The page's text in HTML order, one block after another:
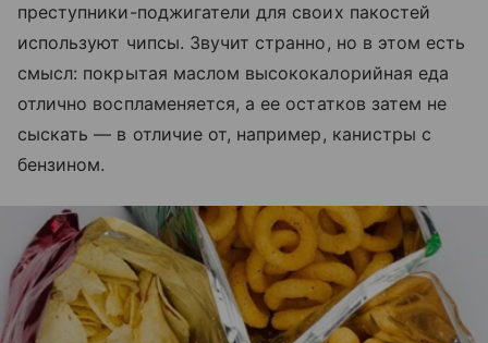
преступники-поджигатели для своих пакостей
используют чипсы. Звучит странно, но в этом есть
смысл: покрытая маслом высококалорийная еда
отлично воспламеняется, а ее остатков затем не
сыскать — в отличие от, например, канистры с
бензином.